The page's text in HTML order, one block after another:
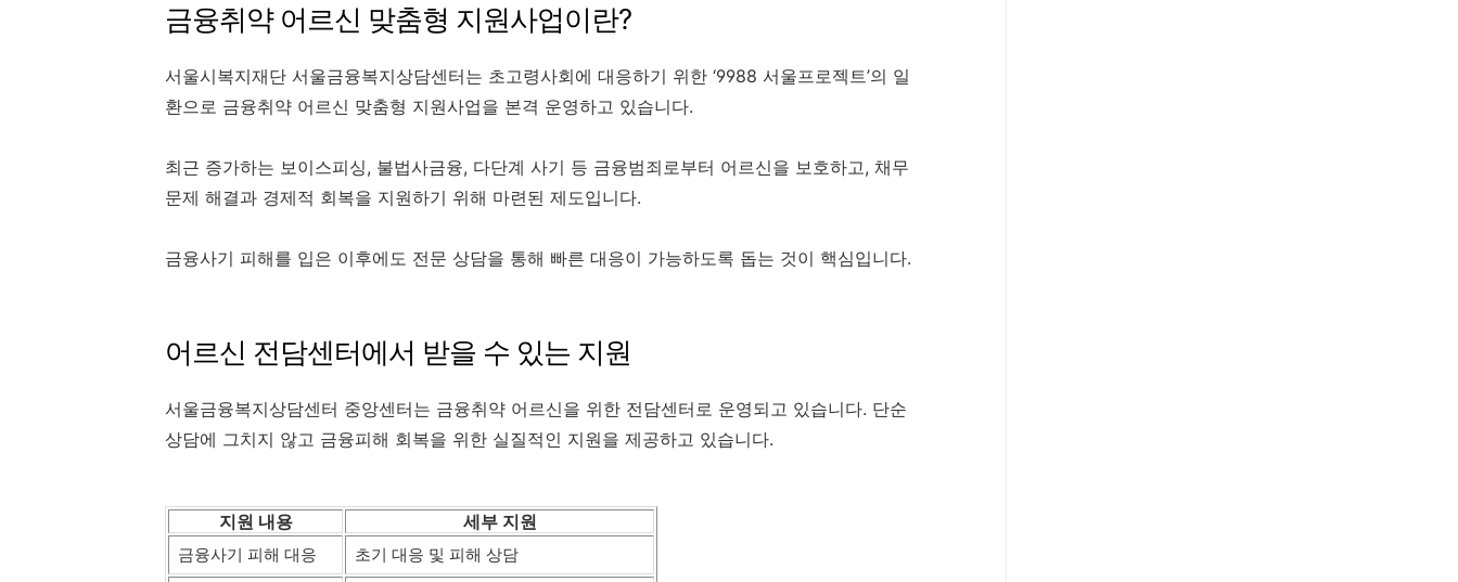
금융취약 어르신 맞춤형 지원사업이란?
서울시복지재단 서울금융복지상담센터는 초고령사회에 대응하기 위한 ‘9988 서울프로젝트’의 일
환으로 금융취약 어르신 맞춤형 지원사업을 본격 운영하고 있습니다.
최근 증가하는 보이스피싱, 불법사금융, 다단계 사기 등 금융범죄로부터 어르신을 보호하고, 채무
문제 해결과 경제적 회복을 지원하기 위해 마련된 제도입니다.
금융사기 피해를 입은 이후에도 전문 상담을 통해 빠른 대응이 가능하도록 돕는 것이 핵심입니다.
어르신 전담센터에서 받을 수 있는 지원
서울금융복지상담센터 중앙센터는 금융취약 어르신을 위한 전담센터로 운영되고 있습니다. 단순
상담에 그치지 않고 금융피해 회복을 위한 실질적인 지원을 제공하고 있습니다.
지원 내용 세부 지원
금융사기 피해 대응
초기 대응 및 피해 상담